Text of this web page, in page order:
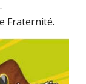
Fraternité.